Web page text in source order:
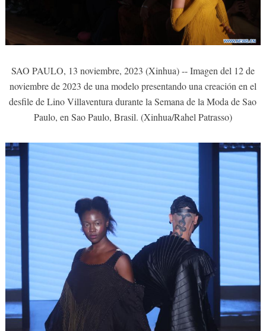
SAO PAULO, 13 noviembre, 2023 (Xinhua) -- Imagen del 12 de
noviembre de 2023 de una modelo presentando una creación en el
desfile de Lino Villaventura durante la Semana de la Moda de Sao
Paulo, en Sao Paulo, Brasil. (Xinhua/Rahel Patrasso)